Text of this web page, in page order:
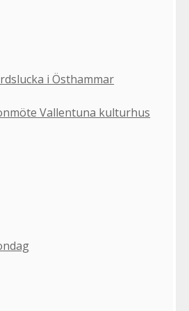
i Östhammar
Vallentuna kulturhus